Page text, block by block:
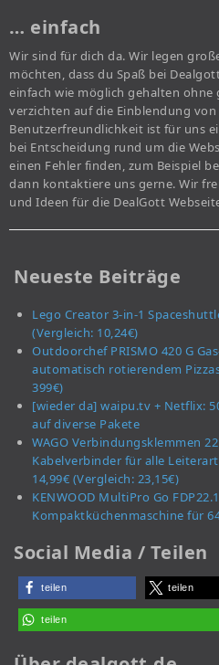
… einfach
Wir sind für dich da. Wir legen
möchten, dass du Spaß bei
einfach wie möglich gehalten ohne
verzichten auf die Einblendung
Benutzerfreundlichkeit ist für uns
bei Entscheidung rund um die
einen Fehler finden, zum Beispiel
dann kontaktiere uns gerne. Wir
und Ideen für die DealGott
Neueste Beiträge
Lego Creator 3-in-1
(Vergleich: 10,24€)
Outdoorchef PRISMO 420 G
automatisch rotierendem
399€)
[wieder da] waipu.tv + Netflix:
auf diverse Pakete
WAGO Verbindungsklemmen
Kabelverbinder für alle
14,99€ (Vergleich: 23,15€)
KENWOOD MultiPro Go
Kompaktküchenmaschine für
Social Media / Teilen
teilen teilen
teilen